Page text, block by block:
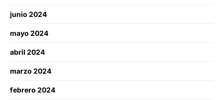
junio 2024
mayo 2024
abril 2024
marzo 2024
febrero 2024